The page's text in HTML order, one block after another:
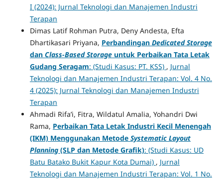
I (2024): Jurnal Teknologi dan Manajemen Industri
Terapan
Dimas Latif Rohman Putra, Deny Andesta, Efta
Dhartikasari Priyana, Perbandingan Dedicated Storage
dan Class-Based Storageuntuk Perbaikan Tata Letak
Gudang Seragam: (Studi Kasus: PT. KSS) , Jurnal
Teknologi dan Manajemen Industri Terapan: Vol. 4 No.
4 (2025): Jurnal Teknologi dan Manajemen Industri
Terapan
Ahmadi Rifa’i, Fitra, Wildatul Amalia, Yohandri Dwi
Rama, Perbaikan Tata Letak Industri Kecil Menengah
(IKM) Menggunakan Metode Systematic Layout
Planning(SLP dan Metode Grafik): (Studi Kasus: UD
Batu Batako Bukit Kapur Kota Dumai) , Jurnal
Teknologi dan Manajemen Industri Terapan: Vol. 1 No.